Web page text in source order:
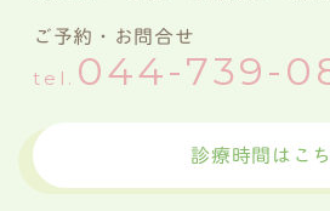
ご予約・お問合せ
tel. 044-739-
診療時間はこ